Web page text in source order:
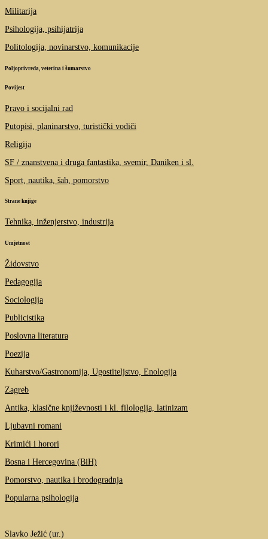
Militarija
Psihologija, psihijatrija
Politologija, novinarstvo, komunikacije
Poljoprivreda, veterina i šumarstvo
Povijest
Pravo i socijalni rad
Putopisi, planinarstvo, turistički vodiči
Religija
SF / znanstvena i druga fantastika, svemir, Daniken i sl.
Sport, nautika, šah, pomorstvo
Strane knjige
Tehnika, inženjerstvo, industrija
Umjetnost
Židovstvo
Pedagogija
Sociologija
Publicistika
Poslovna literatura
Poezija
Kuharstvo/Gastronomija, Ugostiteljstvo, Enologija
Zagreb
Antika, klasične književnosti i kl. filologija, latinizam
Ljubavni romani
Krimići i horori
Bosna i Hercegovina (BiH)
Pomorstvo, nautika i brodogradnja
Popularna psihologija
Slavko Ježić (ur.)